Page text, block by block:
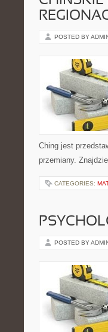
POSTED BY
Ching jest
przemiany.
CATEGORIES:
POSTED BY